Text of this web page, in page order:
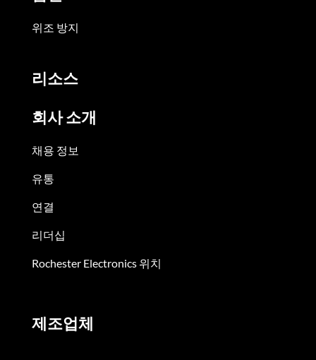
위조 방지
리소스
회사 소개
채용 정보
유통
연결
리더십
Rochester Electronics 위치
제조업체